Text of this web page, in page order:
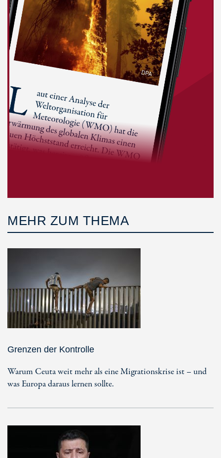
MEHR ZUM THEMA
Grenzen der Kontrolle
Warum Ceuta weit mehr als eine Migrationskrise ist – und
was Europa daraus lernen sollte.